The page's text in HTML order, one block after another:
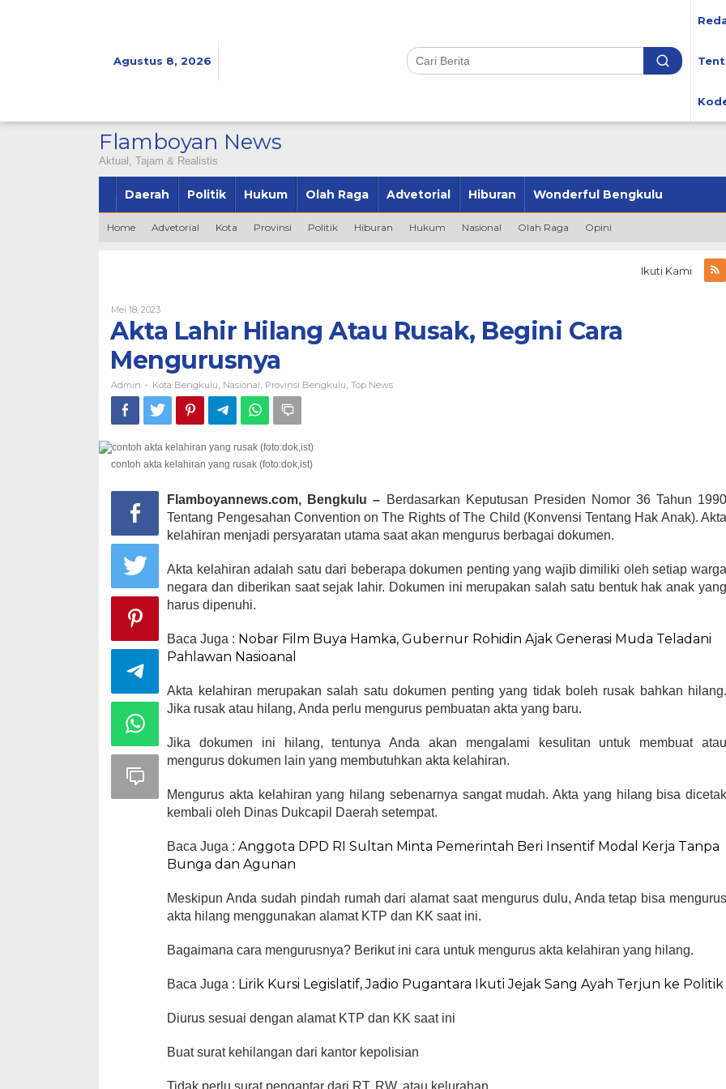
Agustus 8, 2026
Flamboyan News
Aktual, Tajam & Realistis
Daerah Politik Hukum Olah Raga Advetorial Hiburan Wonderful Bengkulu
Home Advetorial Kota Provinsi Politik Hiburan Hukum Nasional Olah Raga Opini
Ikuti Kami
Mei 18, 2023Oleh
Admin
Akta Lahir Hilang Atau Rusak, Begini Cara
Mengurusnya
Admin - Kota Bengkulu Nasional Provinsi Bengkulu Top News
contoh akta kelahiran yang rusak (foto:dok,ist)
Flamboyannews.com, Bengkulu – Berdasarkan Keputusan Presiden Nomor 36 Tahun 1990
Tentang Pengesahan Convention on The Rights of The Child (Konvensi Tentang Hak Anak). Akta
kelahiran menjadi persyaratan utama saat akan mengurus berbagai dokumen.
Akta kelahiran adalah satu dari beberapa dokumen penting yang wajib dimiliki oleh setiap warga
negara dan diberikan saat sejak lahir. Dokumen ini merupakan salah satu bentuk hak anak yang
harus dipenuhi.
Baca Juga : Nobar Film Buya Hamka, Gubernur Rohidin Ajak Generasi Muda Teladani
Pahlawan Nasioanal
Akta kelahiran merupakan salah satu dokumen penting yang tidak boleh rusak bahkan hilang.
Jika rusak atau hilang, Anda perlu mengurus pembuatan akta yang baru.
Jika dokumen ini hilang, tentunya Anda akan mengalami kesulitan untuk membuat atau
mengurus dokumen lain yang membutuhkan akta kelahiran.
Mengurus akta kelahiran yang hilang sebenarnya sangat mudah. Akta yang hilang bisa dicetak
kembali oleh Dinas Dukcapil Daerah setempat.
Baca Juga :Anggota DPD RI Sultan Minta Pemerintah Beri Insentif Modal Kerja Tanpa
Bunga dan Agunan
Meskipun Anda sudah pindah rumah dari alamat saat mengurus dulu, Anda tetap bisa mengurus
akta hilang menggunakan alamat KTP dan KK saat ini.
Bagaimana cara mengurusnya? Berikut ini cara untuk mengurus akta kelahiran yang hilang.
Baca Juga : Lirik Kursi Legislatif, Jadio Pugantara Ikuti Jejak Sang Ayah Terjun ke Politik
Diurus sesuai dengan alamat KTP dan KK saat ini
Buat surat kehilangan dari kantor kepolisian
Tidak perlu surat pengantar dari RT, RW, atau kelurahan.